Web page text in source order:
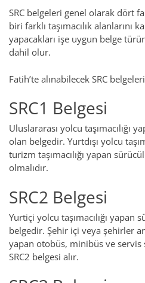
SRC belgeleri genel olarak dört
biri farklı taşımacılık alanlarını
yapacakları işe uygun belge
dahil olur.
Fatih’te alınabilecek SRC
SRC1 Belgesi
Uluslararası yolcu taşımacılığı
olan belgedir. Yurtdışı yolcu
turizm taşımacılığı yapan
olmalıdır.
SRC2 Belgesi
Yurtiçi yolcu taşımacılığı yapan
belgedir. Şehir içi veya şehirler
yapan otobüs, minibüs ve
SRC2 belgesi alır.